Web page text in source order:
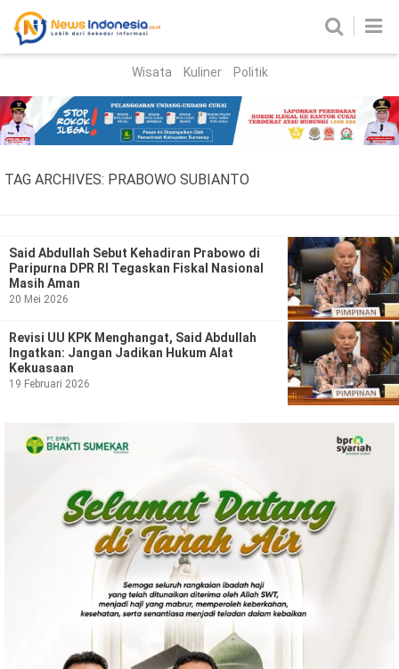
Parlemen
Nasional
Peristiwa
Korupsi
Gaya Hidup
Otomotif
Ilmiah
Wisata Kuliner Politik
TAG ARCHIVES: PRABOWO SUBIANTO
Said Abdullah Sebut Kehadiran Prabowo di
Paripurna DPR RI Tegaskan Fiskal Nasional
Masih Aman
20 Mei 2026
Revisi UU KPK Menghangat, Said Abdullah
Ingatkan: Jangan Jadikan Hukum Alat
Kekuasaan
19 Februari 2026